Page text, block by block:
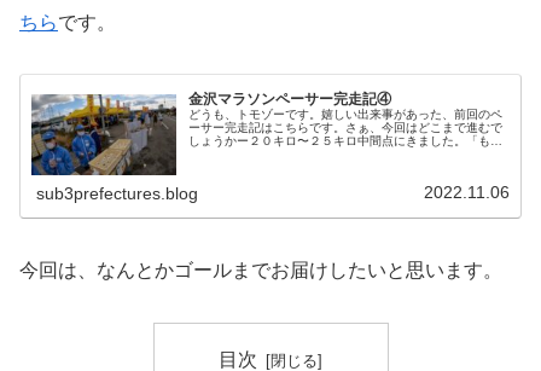
ちらです。
金沢マラソンペーサー完走記④
どうも、トモゾーです。嬉しい出来事があった、前回のペ
ーサー完走記はこちらです。さぁ、今回はどこまで進むで
しょうかー２０キロ〜２５キロ中間点にきました。「もう
sub3prefectures.blog 2022.11.06
今回は、なんとかゴールまでお届けしたいと思います。
目次